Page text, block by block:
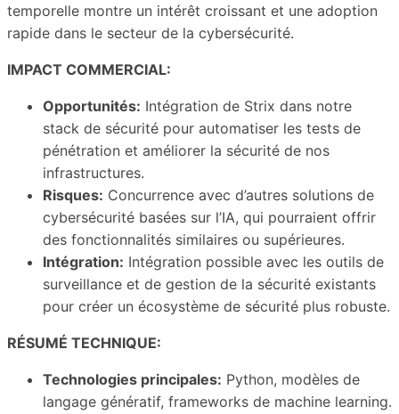
temporelle montre un intérêt croissant et une adoption
rapide dans le secteur de la cybersécurité.
IMPACT COMMERCIAL:
Opportunités: Intégration de Strix dans notre
stack de sécurité pour automatiser les tests de
pénétration et améliorer la sécurité de nos
infrastructures.
Risques: Concurrence avec d’autres solutions de
cybersécurité basées sur l’IA, qui pourraient offrir
des fonctionnalités similaires ou supérieures.
Intégration: Intégration possible avec les outils de
surveillance et de gestion de la sécurité existants
pour créer un écosystème de sécurité plus robuste.
RÉSUMÉ TECHNIQUE:
Technologies principales: Python, modèles de
langage génératif, frameworks de machine learning.